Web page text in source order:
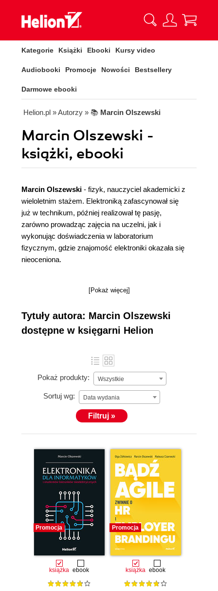
Kategorie Książki Ebooki Kursy video
Audiobooki Promocje Nowości Bestsellery
Darmowe ebooki
Helion.pl » Autorzy » 📚 Marcin Olszewski
Marcin Olszewski -
książki, ebooki
Marcin Olszewski - fizyk, nauczyciel akademicki z
wieloletnim stażem. Elektroniką zafascynował się
już w technikum, później realizował tę pasję,
zarówno prowadząc zajęcia na uczelni, jak i
wykonując doświadczenia w laboratorium
fizycznym, gdzie znajomość elektroniki okazała się
nieoceniona.
[Pokaż więcej]
Tytuły autora: Marcin Olszewski
dostępne w księgarni Helion
Pokaż produkty: Wszystkie
Sortuj wg: Data wydania
Filtruj »
Promocja
książka ebook
Promocja
książka ebook